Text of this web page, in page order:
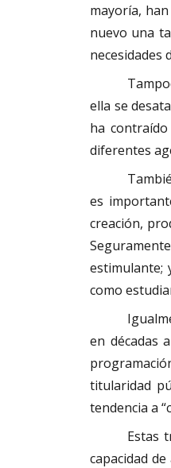
mayoría,
nuevo una
necesidades
ella se
ha
diferentes
es
creación,
estimulante;
como
en décadas
titularidad
tendencia a
Estas
capacidad